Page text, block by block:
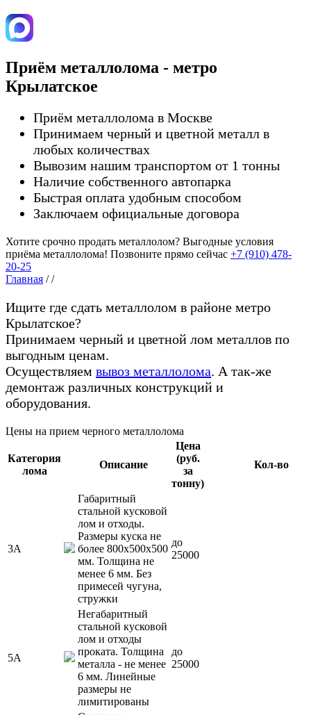
Приём металлолома - метро
Крылатское
Приём металлолома в Москве
Принимаем черный и цветной металл в
любых количествах
Вывозим нашим транспортом от 1 тонны
Наличие собственного автопарка
Быстрая оплата удобным способом
Заключаем официальные договора
Хотите срочно продать металлолом? Выгодные условия
приёма металлолома! Позвоните прямо сейчас +7 (910) 478-
20-25
Главная / /
Ищите где сдать металлолом в районе метро
Крылатское?
Принимаем черный и цветной лом металлов по
выгодным ценам.
Осуществляем вывоз металлолома. А так-же
демонтаж различных конструкций и
оборудования.
Цены на прием черного металлолома
Категория
лома
Описание
Цена
(руб.
за
тонну)
Кол-во
3А
Габаритный
стальной кусковой
лом и отходы.
Размеры куска не
более 800х500х500
мм. Толщина не
менее 6 мм. Без
примесей чугуна,
стружки
до
25000
5А
Негабаритный
стальной кусковой
лом и отходы
проката. Толщина
металла - не менее
6 мм. Линейные
размеры не
лимитированы
до
25000